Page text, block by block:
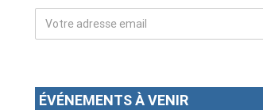
ÉVÉNEMENTS À VENIR